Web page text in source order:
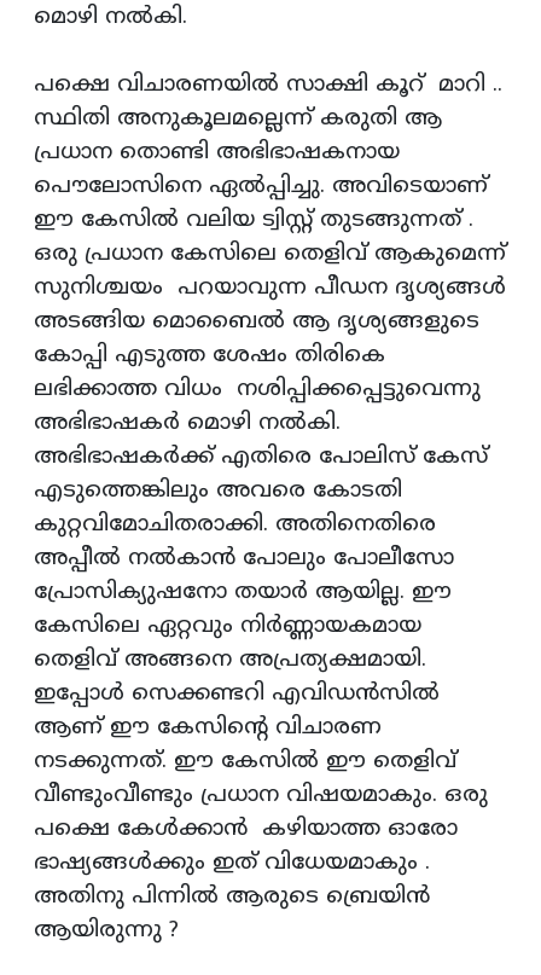
മൊഴി നല്‍കി.
പക്ഷെ വിചാരണയില്‍ സാക്ഷി കൂറ് മാറി ..
സ്ഥിതി അനുകൂലമല്ലെന്ന് കരുതി ആ
പ്രധാന തൊണ്ടി അഭിഭാഷകനായ
പൌലോസിനെ ഏല്‍പ്പിച്ചു. അവിടെയാണ്
ഈ കേസില്‍ വലിയ ട്വിസ്റ്റ്‌ തുടങ്ങുന്നത് .
ഒരു പ്രധാന കേസിലെ തെളിവ് ആകുമെന്ന്
സുനിശ്ചയം പറയാവുന്ന പീഡന ദൃശ്യങ്ങള്‍
അടങ്ങിയ മൊബൈല്‍ ആ ദൃശ്യങ്ങളുടെ
കോപ്പി എടുത്ത ശേഷം തിരികെ
ലഭിക്കാത്ത വിധം നശിപ്പിക്കപ്പെട്ടുവെന്നു
അഭിഭാഷകര്‍ മൊഴി നല്‍കി.
അഭിഭാഷകര്‍ക്ക് എതിരെ പോലിസ് കേസ്
എടുത്തെങ്കിലും അവരെ കോടതി
കുറ്റവിമോചിതരാക്കി. അതിനെതിരെ
അപ്പീല്‍ നല്‍കാന്‍ പോലും പോലീസോ
പ്രോസിക്യുഷനോ തയാര്‍ ആയില്ല. ഈ
കേസിലെ ഏറ്റവും നിര്‍ണ്ണായകമായ
തെളിവ് അങ്ങനെ അപ്രത്യക്ഷമായി.
ഇപ്പോള്‍ സെക്കണ്ടറി എവിഡൻസില്‍
ആണ് ഈ കേസിന്റെ വിചാരണ
നടക്കുന്നത്. ഈ കേസില്‍ ഈ തെളിവ്
വീണ്ടുംവീണ്ടും പ്രധാന വിഷയമാകും. ഒരു
പക്ഷെ കേള്‍ക്കാന്‍ കഴിയാത്ത ഓരോ
ഭാഷ്യങ്ങള്‍ക്കും ഇത് വിധേയമാകും .
അതിനു പിന്നില്‍ ആരുടെ ബ്രെയിന്‍
ആയിരുന്നു ?